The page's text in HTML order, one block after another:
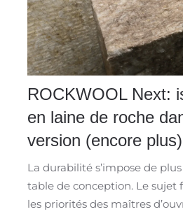
ROCKWOOL Next:
en laine de roche
version (encore
La durabilité s’impose de
table de conception. Le sujet
les priorités des maîtres